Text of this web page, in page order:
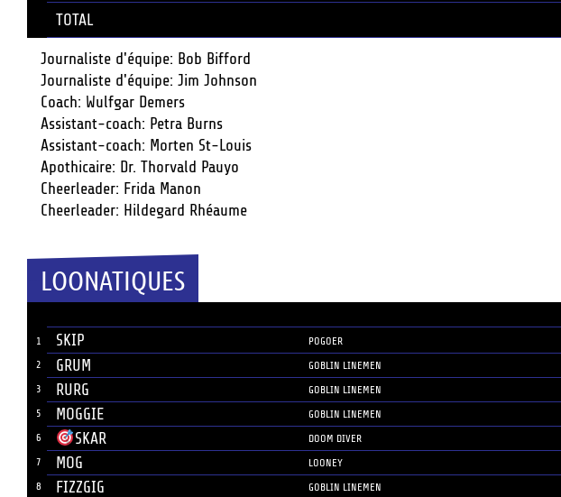
TOTAL
Journaliste d'équipe: Bob Bifford
Journaliste d'équipe: Jim Johnson
Coach: Wulfgar Demers
Assistant-coach: Petra Burns
Assistant-coach: Morten St-Louis
Apothicaire: Dr. Thorvald Pauyo
Cheerleader: Frida Manon
Cheerleader: Hildegard Rhéaume
LOONATIQUES
1 SKIP POGOER
2 GRUM GOBLIN LINEMEN
3 RURG GOBLIN LINEMEN
5 MOGGIE GOBLIN LINEMEN
6 SKAR DOOM DIVER
7 MOG LOONEY
8 FIZZGIG GOBLIN LINEMEN